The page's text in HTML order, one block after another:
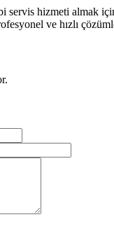
hizmeti almak
ve hızlı